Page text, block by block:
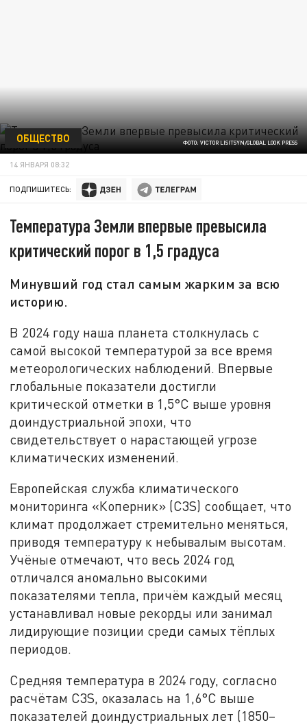
ФОТО: VICTOR LISITSYN/GLOBAL LOOK PRESS
ОБЩЕСТВО
14 ЯНВАРЯ 08:32
ПОДПИШИТЕСЬ:
Температура Земли впервые превысила
критический порог в 1,5 градуса
Минувший год стал самым жарким за всю
историю.
В 2024 году наша планета столкнулась с
самой высокой температурой за все время
метеорологических наблюдений. Впервые
глобальные показатели достигли
критической отметки в 1,5°C выше уровня
доиндустриальной эпохи, что
свидетельствует о нарастающей угрозе
климатических изменений.
Европейская служба климатического
мониторинга «Коперник» (C3S) сообщает, что
климат продолжает стремительно меняться,
приводя температуру к небывалым высотам.
Учёные отмечают, что весь 2024 год
отличался аномально высокими
показателями тепла, причём каждый месяц
устанавливал новые рекорды или занимал
лидирующие позиции среди самых тёплых
периодов.
Средняя температура в 2024 году, согласно
расчётам C3S, оказалась на 1,6°C выше
показателей доиндустриальных лет (1850–